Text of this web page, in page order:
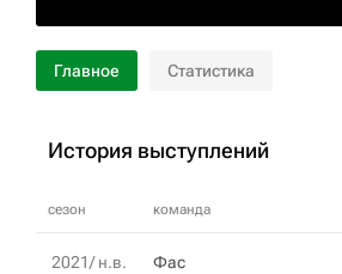
Главное Статистика
История выступлений
сезон команда
2021/ н.в. Фас